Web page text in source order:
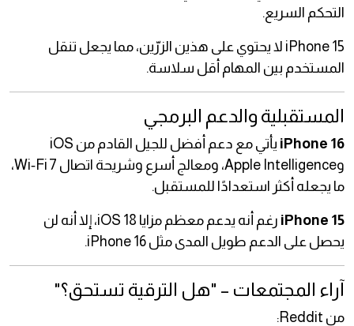
التحكم السريع.
iPhone 15 لا يحتوي على هذين الزرّين، مما يجعل تنقل
المستخدم بين المهام أقل سلاسة.
المستقبلية والدعم البرمجي
iPhone 16
يأتي مع دعم أفضل للجيل القادم من iOS
وApple Intelligence، ومعالج أسرع وشريحة اتصال Wi‑Fi 7،
ما يجعله أكثر استعدادًا للمستقبل.
iPhone 15
رغم أنه يدعم معظم مزايا iOS 18، إلا أنه لن
يحصل على الدعم طويل المدى مثل iPhone 16.
آراء المجتمعات – "هل الترقية تستحق؟"
من Reddit: